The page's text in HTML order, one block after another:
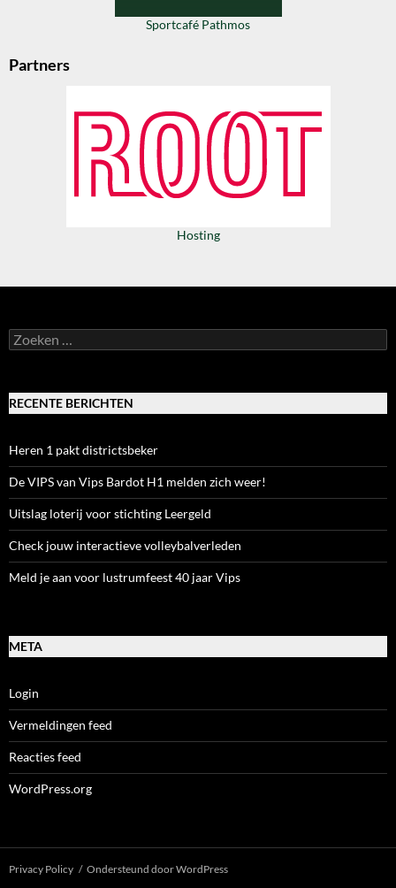
Sportcafé Pathmos
Partners
Hosting
Zoeken
naar:
RECENTE BERICHTEN
Heren 1 pakt districtsbeker
De VIPS van Vips Bardot H1 melden zich weer!
Uitslag loterij voor stichting Leergeld
Check jouw interactieve volleybalverleden
Meld je aan voor lustrumfeest 40 jaar Vips
META
Login
Vermeldingen feed
Reacties feed
WordPress.org
Privacy Policy Ondersteund door WordPress